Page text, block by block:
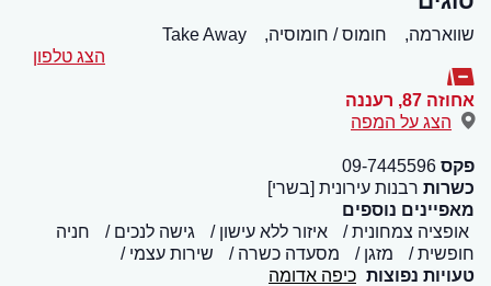
שווארמה, חומוס / חומוסיה,
Take Away
הצג טלפון
אחוזה 87 , רעננה
הצג על המפה
פקס 09-7445596
כשרות רבנות עירונית [בשרי]
מאפיינים נוספים
אופציה צמחונית
איזור ללא עישון גישה לנכים
חניה
חופשית
מזגן מסעדה כשרה
שירות עצמי
טעויות נפוצות כיפה אדומה